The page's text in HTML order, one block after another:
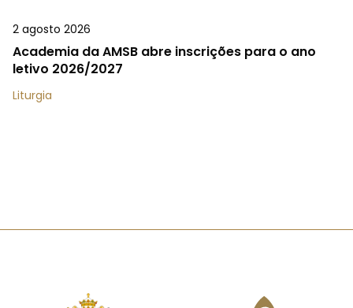
2 agosto 2026
Academia da AMSB abre inscrições para o ano
letivo 2026/2027
Liturgia